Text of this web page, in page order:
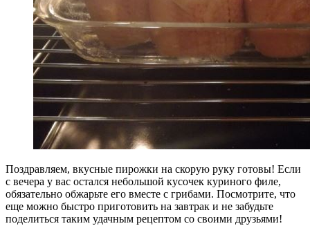
Поздравляем, вкусные пирожки на скорую руку готовы! Если
с вечера у вас остался небольшой кусочек куриного филе,
обязательно обжарьте его вместе с грибами. Посмотрите, что
еще можно быстро приготовить на завтрак и не забудьте
поделиться таким удачным рецептом со своими друзьями!